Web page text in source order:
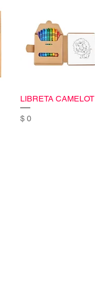
LIBRETA CAMELOT
Precio
$ 0